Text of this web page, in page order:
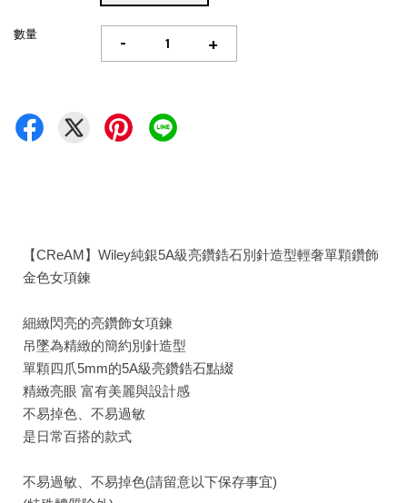
數量 - +
【CReAM】Wiley純銀5A級亮鑽鋯石別針造型輕奢單顆鑽飾
金色女項鍊
細緻閃亮的亮鑽飾女項鍊
吊墜為精緻的簡約別針造型
單顆四爪5mm的5A級亮鑽鋯石點綴
精緻亮眼 富有美麗與設計感
不易掉色、不易過敏
是日常百搭的款式
不易過敏、不易掉色(請留意以下保存事宜)